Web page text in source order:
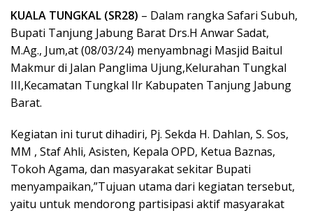
KUALA TUNGKAL (SR28) – Dalam rangka Safari Subuh,
Bupati Tanjung Jabung Barat Drs.H Anwar Sadat,
M.Ag., Jum,at (08/03/24) menyambnagi Masjid Baitul
Makmur di Jalan Panglima Ujung,Kelurahan Tungkal
III,Kecamatan Tungkal Ilr Kabupaten Tanjung Jabung
Barat.
Kegiatan ini turut dihadiri, Pj. Sekda H. Dahlan, S. Sos,
MM , Staf Ahli, Asisten, Kepala OPD, Ketua Baznas,
Tokoh Agama, dan masyarakat sekitar Bupati
menyampaikan,”Tujuan utama dari kegiatan tersebut,
yaitu untuk mendorong partisipasi aktif masyarakat